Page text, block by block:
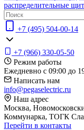
распределительные
+7 (495) 504-00-14
+7 (966) 330-05-50
Режим работы
Ежедневно с 09:00 до
Написать нам
info@pegaselectric.ru
Наш адрес
Москва,
Коммунарка, ТОГК
Перейти в контакты